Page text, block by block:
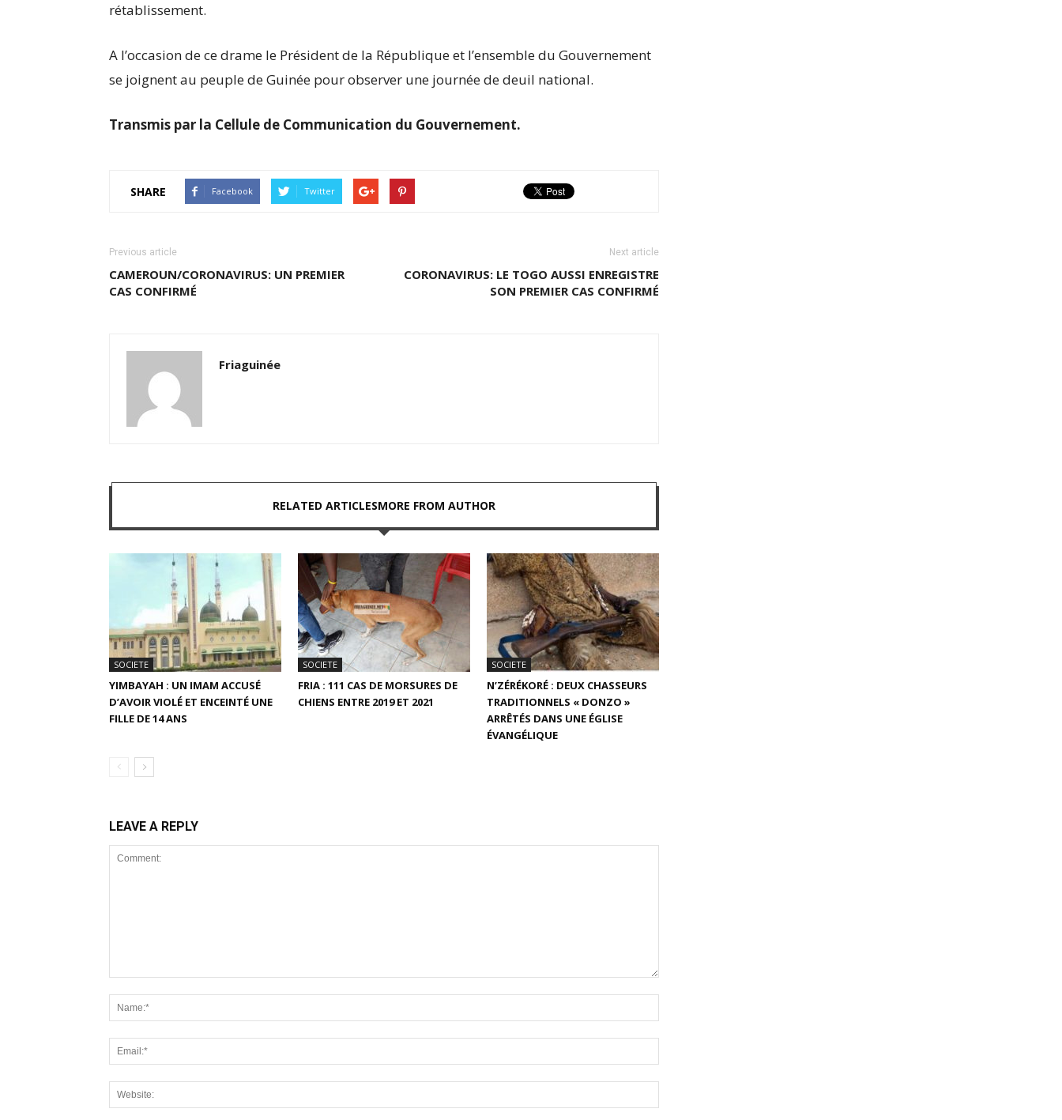
rétablissement.
A l’occasion de ce drame le Président de la République et l’ensemble du Gouvernement
se joignent au peuple de Guinée pour observer une journée de deuil national.
Transmis par la Cellule de Communication du Gouvernement.
SHARE Facebook Twitter
Previous article
CAMEROUN/CORONAVIRUS: UN PREMIER
CAS CONFIRMÉ
Next article
CORONAVIRUS: LE TOGO AUSSI ENREGISTRE
SON PREMIER CAS CONFIRMÉ
Friaguinée
RELATED ARTICLESMORE FROM AUTHOR
SOCIETE
YIMBAYAH : UN IMAM ACCUSÉ
D’AVOIR VIOLÉ ET ENCEINTÉ UNE
FILLE DE 14 ANS
SOCIETE
FRIA : 111 CAS DE MORSURES DE
CHIENS ENTRE 2019 ET 2021
SOCIETE
N’ZÉRÉKORÉ : DEUX CHASSEURS
TRADITIONNELS « DONZO »
ARRÊTÉS DANS UNE ÉGLISE
ÉVANGÉLIQUE
LEAVE A REPLY